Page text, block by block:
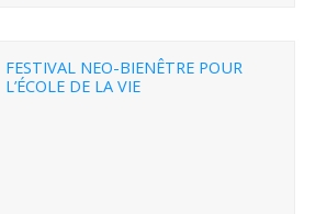
FESTIVAL NEO-BIENÊTRE POUR
L’ÉCOLE DE LA VIE